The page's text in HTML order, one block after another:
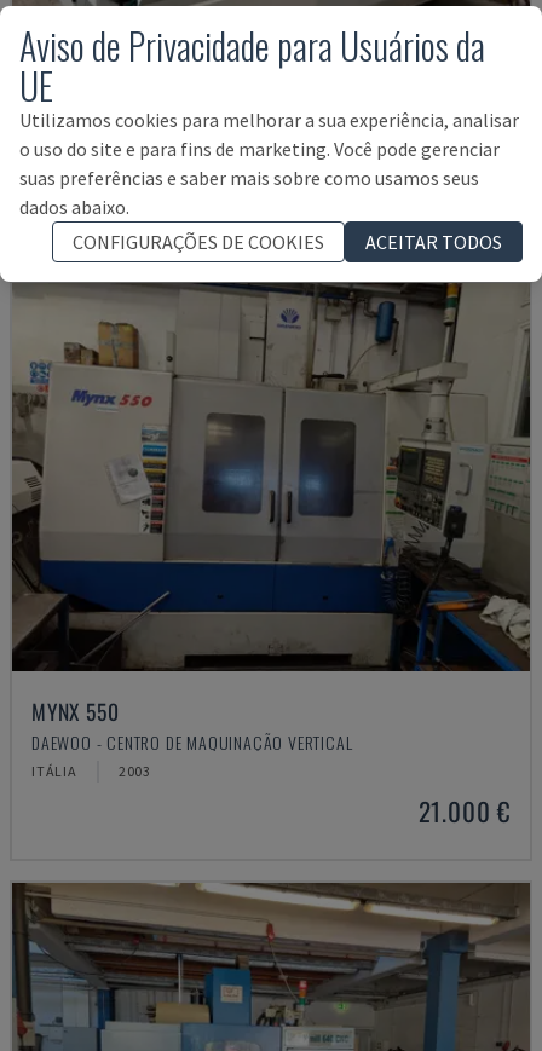
U5-1530
SPINNER - CENTRO DE MAQUINAÇÃO VERTICAL
ALEMANHA 2021 6.000 HRS
MYNX 550
DAEWOO - CENTRO DE MAQUINAÇÃO VERTICAL
ITÁLIA 2003
21.000 €
Aviso de Privacidade para Usuários da
UE
Utilizamos cookies para melhorar a sua experiência, analisar
o uso do site e para fins de marketing. Você pode gerenciar
suas preferências e saber mais sobre como usamos seus
dados abaixo.
CONFIGURAÇÕES DE COOKIES
ACEITAR TODOS